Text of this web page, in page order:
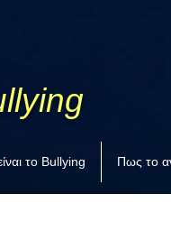
το Bullying Πως το